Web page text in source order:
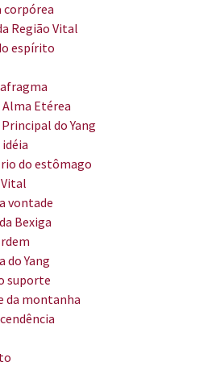
corpórea
Região Vital
espírito
Etérea
do Yang
idéia
do estômago
vontade
Bexiga
do Yang
suporte
da montanha